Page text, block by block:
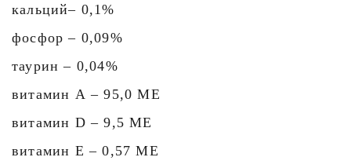
кальций– 0,1%
фосфор – 0,09%
таурин – 0,04%
витамин А – 95,0 МЕ
витамин D – 9,5 МЕ
витамин Е – 0,57 МЕ